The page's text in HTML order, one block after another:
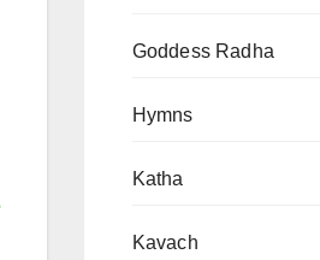
Goddess Radha
Hymns
Katha
Kavach